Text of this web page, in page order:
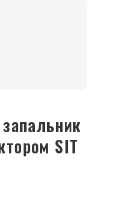
SIT